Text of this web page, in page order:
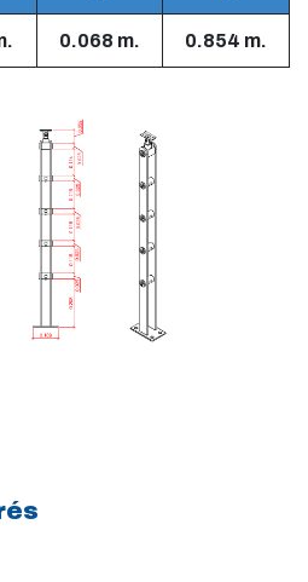
0.068 m. 0.854 m.